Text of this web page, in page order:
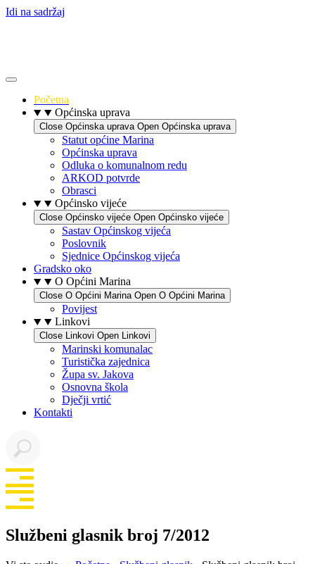
Idi na sadržaj
Početna
Općinska uprava
Close Općinska uprava Open Općinska uprava
Statut općine Marina
Općinska uprava
Odluka o komunalnom redu
ARKOD potvrde
Obrasci
Općinsko vijeće
Close Općinsko vijeće Open Općinsko vijeće
Sastav Općinskog vijeća
Poslovnik
Sjednice Općinskog vijeća
Gradsko oko
O Općini Marina
Close O Općini Marina Open O Općini Marina
Povijest
Linkovi
Close Linkovi Open Linkovi
Marinski komunalac
Turistička zajednica
Župa sv. Jakova
Osnovna škola
Dječji vrtić
Kontakti
Službeni glasnik broj 7/2012